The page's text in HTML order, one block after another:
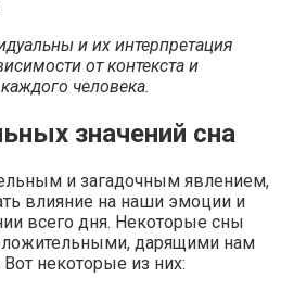
и их интерпретация
от контекста и
человека.
значений сна
и загадочным явлением,
влияние на наши эмоции и
всего дня. Некоторые сны
дарящими нам
некоторые из них: